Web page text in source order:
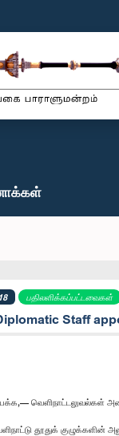
பதிலளிக்கப்பட்டவைகள்
Staff
வௌிநாட்டலுவல்கள்
தூதுக் குழுக்களின்